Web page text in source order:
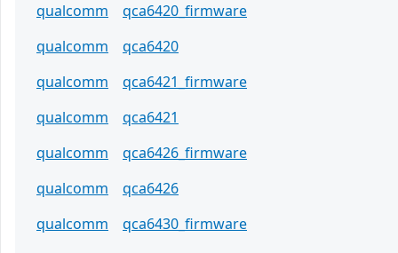
qualcomm
qca6420_firmware
qualcomm
qca6420
qualcomm
qca6421_firmware
qualcomm
qca6421
qualcomm
qca6426_firmware
qualcomm
qca6426
qualcomm
qca6430_firmware